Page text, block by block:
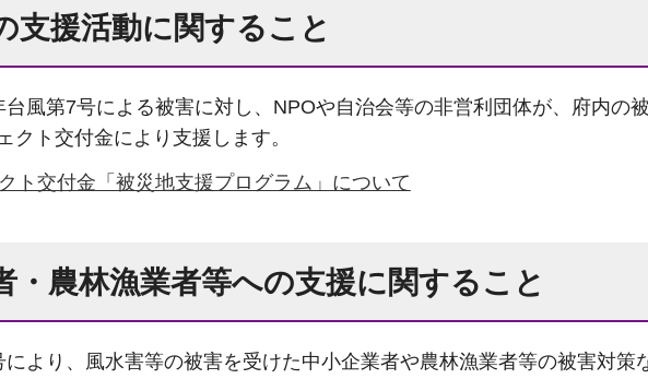
支援活動に関すること
風第7号による被害に対し、NPOや自治会等の非営利団体が、府内の
クト交付金により支援します。
ト交付金「被災地支援プログラム」について
・農林漁業者等への支援に関すること
より、風水害等の被害を受けた中小企業者や農林漁業者等の被害対策